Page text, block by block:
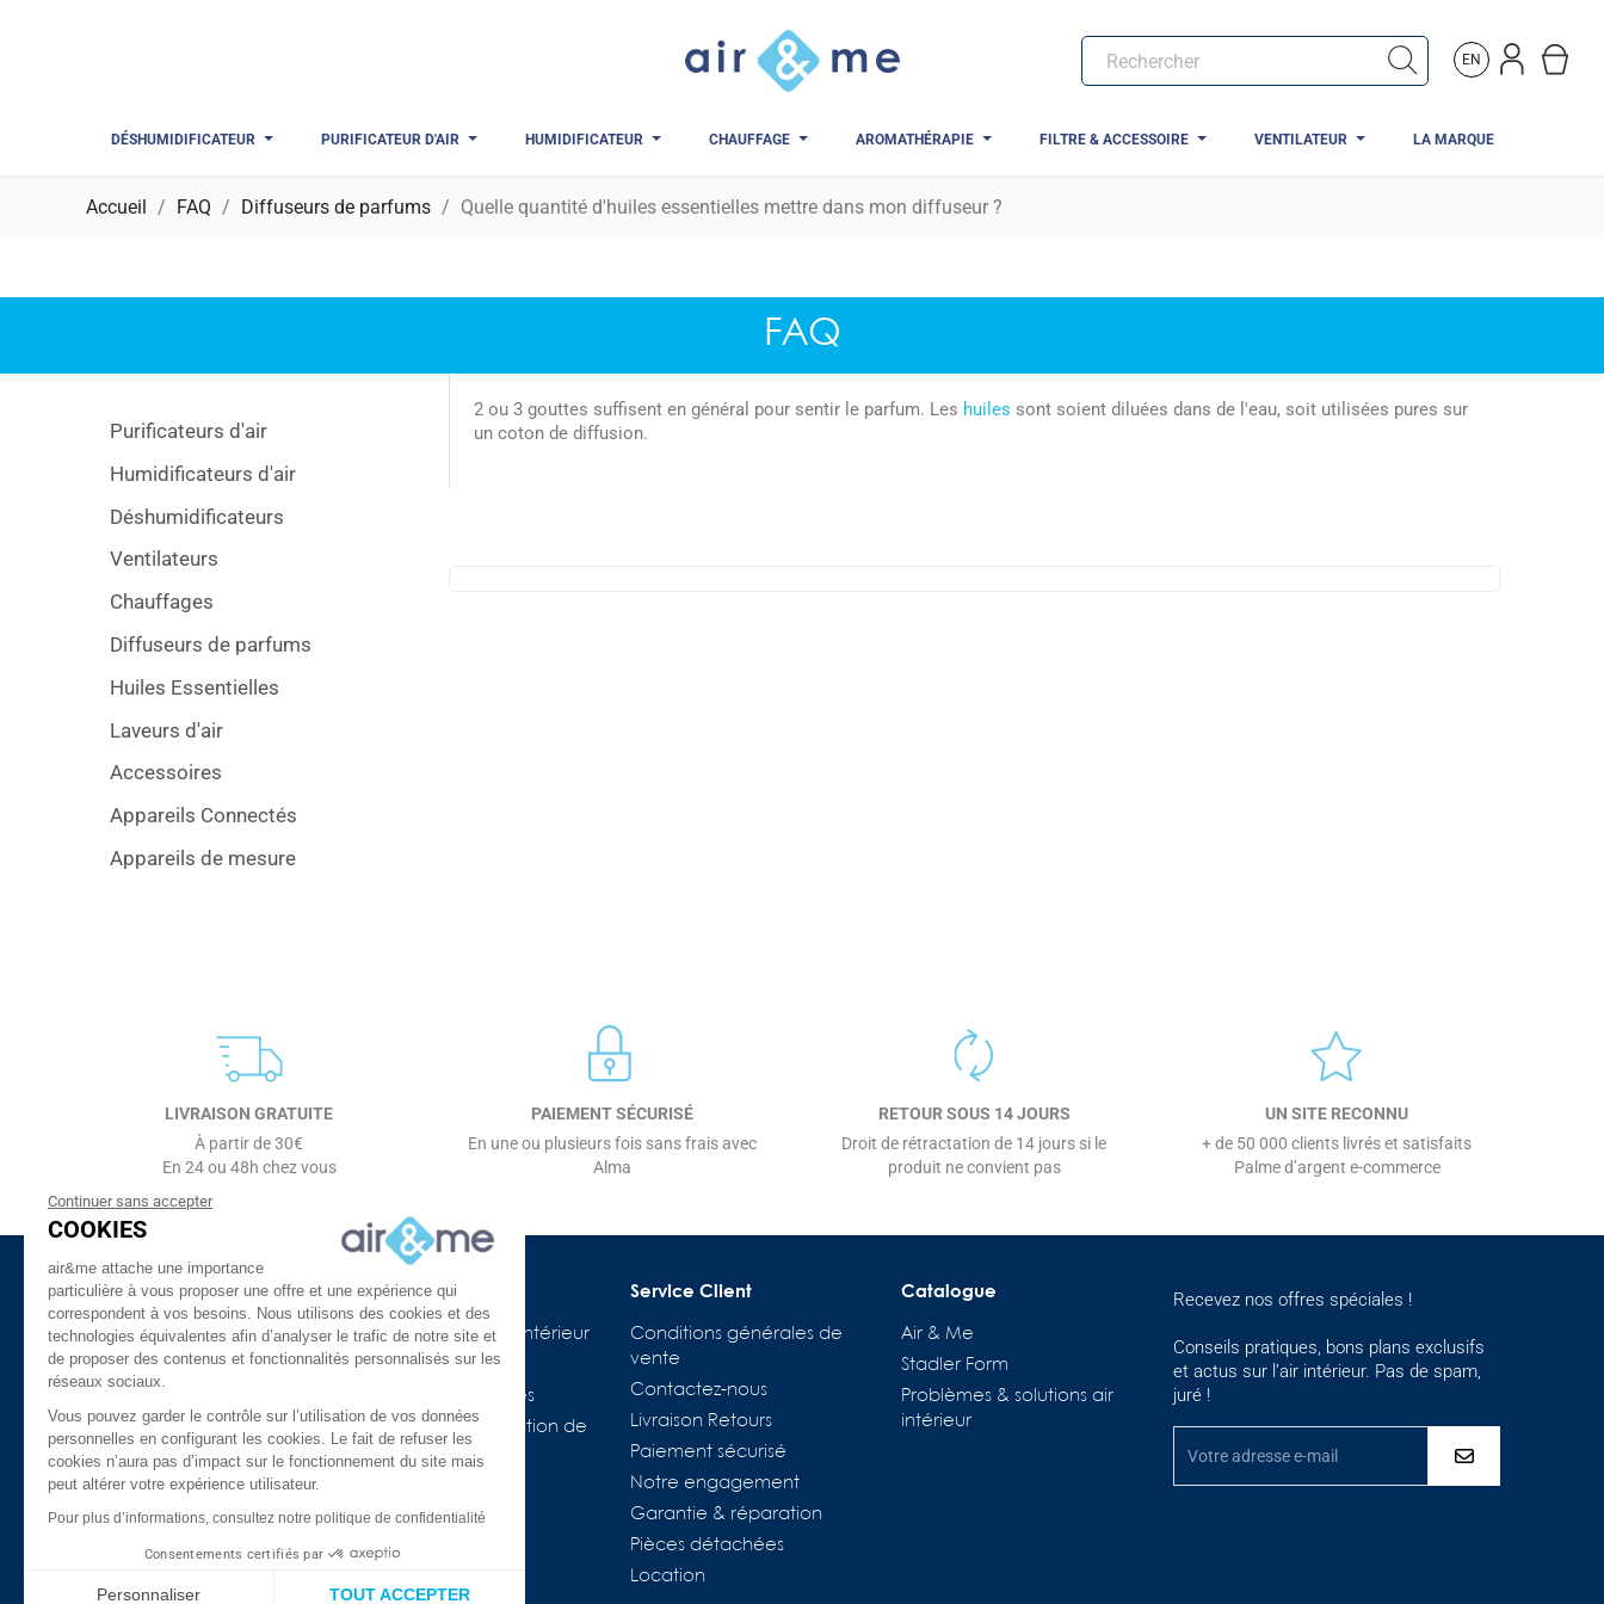
EN
DÉSHUMIDIFICATEUR PURIFICATEUR D'AIR HUMIDIFICATEUR CHAUFFAGE AROMATHÉRAPIE FILTRE & ACCESSOIRE VENTILATEUR LA MARQUE
Accueil FAQ Diffuseurs de parfums Quelle quantité d'huiles essentielles mettre dans mon diffuseur ?
FAQ
Purificateurs d'air
Humidificateurs d'air
Déshumidificateurs
Ventilateurs
Chauffages
Diffuseurs de parfums
Huiles Essentielles
Laveurs d'air
Accessoires
Appareils Connectés
Appareils de mesure
2 ou 3 gouttes suffisent en général pour sentir le parfum. Les huiles sont soient diluées dans de l'eau, soit utilisées pures sur
un coton de diffusion.
LIVRAISON GRATUITE
À partir de 30€
En 24 ou 48h chez vous
PAIEMENT SÉCURISÉ
En une ou plusieurs fois sans frais avec
Alma
RETOUR SOUS 14 JOURS
Droit de rétractation de 14 jours si le
produit ne convient pas
UN SITE RECONNU
+ de 50 000 clients livrés et satisfaits
Palme d’argent e-commerce
à propos d'air&me
La société
Air&me dans la presse
Avis Clients ★★★★★
Qui sommes-nous ?
Mentions légales
Confidentialité et données
personnelles
Besoin d'aide ?
Nos guides de l'air intérieur
Lexique
Appareils connectés
COVID-19 & purification de
Meilleures ventes
FAQ
Service Client
Conditions générales de
vente
Contactez-nous
Livraison Retours
Paiement sécurisé
Notre engagement
Garantie & réparation
Pièces détachées
Location
Catalogue
Air & Me
Stadler Form
Problèmes & solutions air
intérieur
Recevez nos offres spéciales !
Conseils pratiques, bons plans exclusifs
et actus sur l’air intérieur. Pas de spam,
juré !
Continuer sans accepter
COOKIES
air&me attache une importance
particulière à vous proposer une offre et une expérience qui
correspondent à vos besoins. Nous utilisons des cookies et des
technologies équivalentes afin d’analyser le trafic de notre site et
de proposer des contenus et fonctionnalités personnalisés sur les
réseaux sociaux.
Vous pouvez garder le contrôle sur l’utilisation de vos données
personnelles en configurant les cookies. Le fait de refuser les
cookies n’aura pas d’impact sur le fonctionnement du site mais
peut altérer votre expérience utilisateur.
Pour plus d’informations, consultez notre politique de confidentialité
Consentements certifiés par
Personnaliser TOUT ACCEPTER